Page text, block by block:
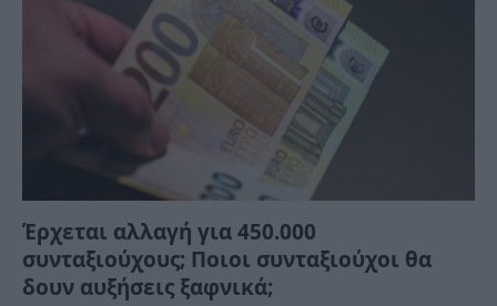
Έρχεται αλλαγή για 450.000
συνταξιούχους; Ποιοι συνταξιούχοι θα
δουν αυξήσεις ξαφνικά;